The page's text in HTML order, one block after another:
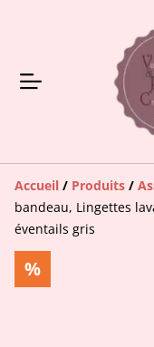
Accueil / Produits /
bandeau, Lingettes
éventails gris
%